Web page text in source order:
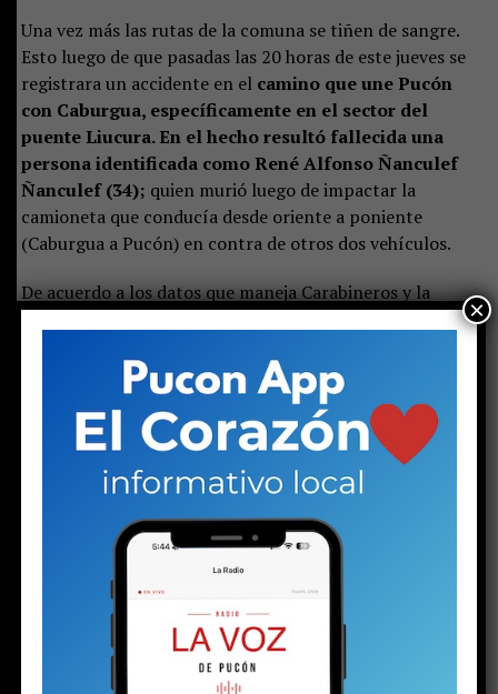
Una vez más las rutas de la comuna se tiñen de sangre.
Esto luego de que pasadas las 20 horas de este jueves se
registrara un accidente en el camino que une Pucón
con Caburgua, específicamente en el sector del
puente Liucura. En el hecho resultó fallecida una
persona identificada como René Alfonso Ñanculef
Ñanculef (34); quien murió luego de impactar la
camioneta que conducía desde oriente a poniente
(Caburgua a Pucón) en contra de otros dos vehículos.
De acuerdo a los datos que maneja Carabineros y la
la camioneta en la que circulaba la
velocidad y colisionó frontalmente con otra
camioneta y luego con un segundo vehículo (una
station wagon). Producto del impacto, además del
fallecido; resultaron con heridas de diferente
gravedad otras siete personas (cinco adultos y dos
el vehículo que conducía el fallecido. Los lesionados
fueron derivados a los hospitales de Pucón y Temuco, de
acuerdo a la gravedad de las lesiones.
×